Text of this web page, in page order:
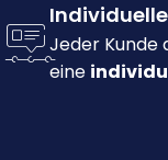
Jeder Kunde
eine